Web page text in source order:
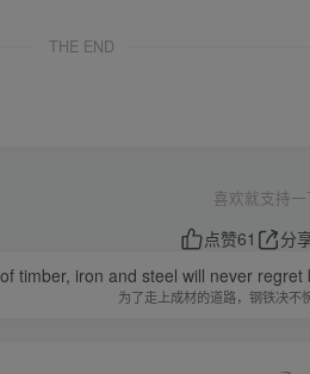
THE END
喜欢就支持一
点赞61 分
timber, iron and steel will never
为了走上成材的道路，钢铁决不